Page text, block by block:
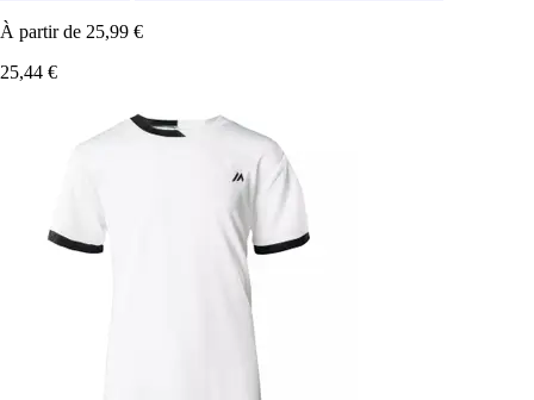
À partir de 25,99 €
25,44 €